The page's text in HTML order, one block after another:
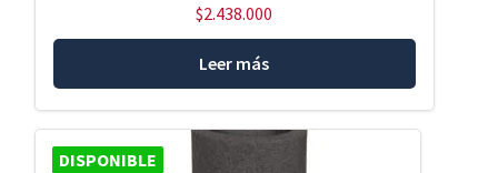
$2.438.000
Leer más
DISPONIBLE